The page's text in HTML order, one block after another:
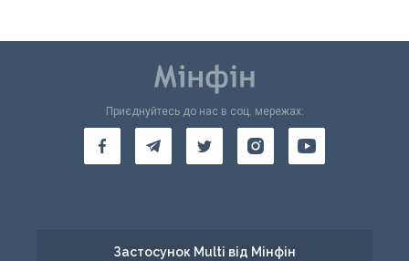
Приєднуйтесь до нас в соц. мережах:
Застосунок Multi від Мінфін